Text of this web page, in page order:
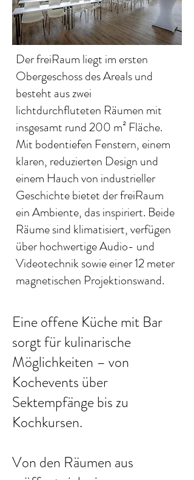
Der freiRaum liegt im ersten
Obergeschoss des Areals und
besteht aus zwei
lichtdurchfluteten Räumen mit
insgesamt rund 200 m² Fläche.
Mit bodentiefen Fenstern, einem
klaren, reduzierten Design und
einem Hauch von industrieller
Geschichte bietet der freiRaum
ein Ambiente, das inspiriert. Beide
Räume sind klimatisiert, verfügen
über hochwertige Audio- und
Videotechnik sowie einer 12 meter
magnetischen Projektionswand.
Eine offene Küche mit Bar
sorgt für kulinarische
Möglichkeiten – von
Kochevents über
Sektempfänge bis zu
Kochkursen.
Von den Räumen aus